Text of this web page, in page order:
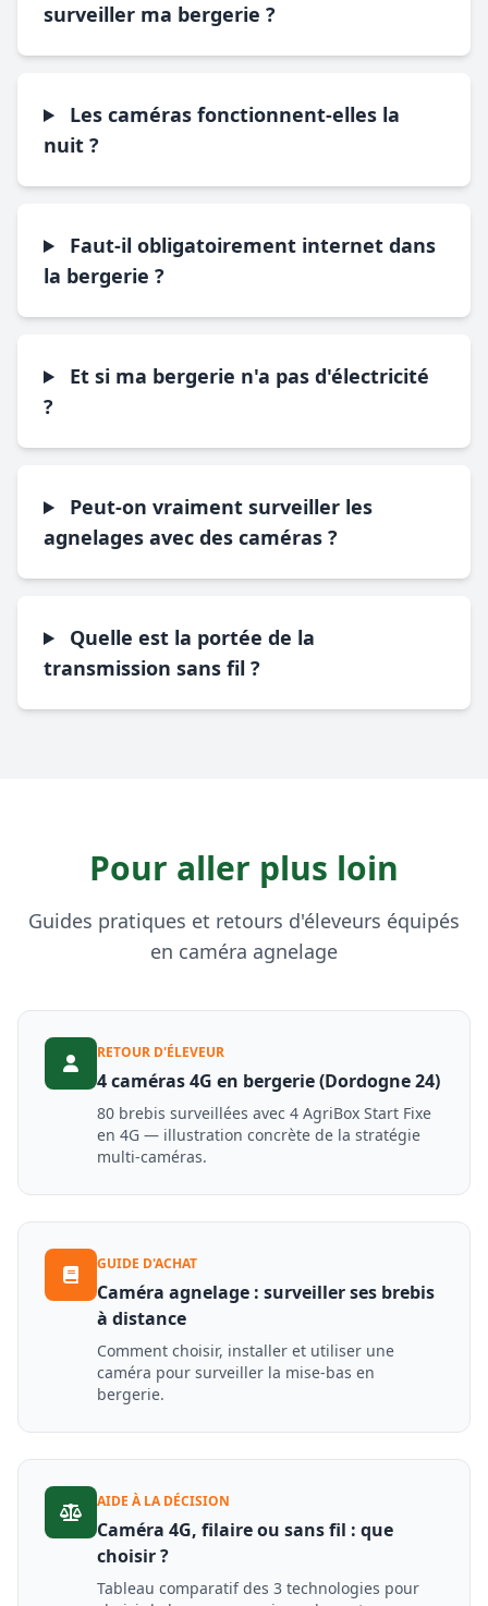
surveiller ma bergerie ?
Les caméras fonctionnent-elles la
nuit ?
Faut-il obligatoirement internet dans
la bergerie ?
Et si ma bergerie n'a pas d'électricité
?
Peut-on vraiment surveiller les
agnelages avec des caméras ?
Quelle est la portée de la
transmission sans fil ?
Pour aller plus loin
Guides pratiques et retours d'éleveurs équipés
en caméra agnelage
RETOUR D'ÉLEVEUR
4 caméras 4G en bergerie (Dordogne 24)
80 brebis surveillées avec 4 AgriBox Start Fixe
en 4G — illustration concrète de la stratégie
multi-caméras.
GUIDE D'ACHAT
Caméra agnelage : surveiller ses brebis
à distance
Comment choisir, installer et utiliser une
caméra pour surveiller la mise-bas en
bergerie.
AIDE À LA DÉCISION
Caméra 4G, filaire ou sans fil : que
choisir ?
Tableau comparatif des 3 technologies pour